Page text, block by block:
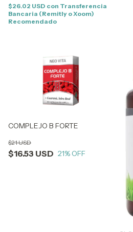
$26.02 USD con Transferencia
Bancaria (Remitly o Xoom)
Recomendado
COMPLEJO B FORTE
$16.53 USD
$21 USD
21% OFF